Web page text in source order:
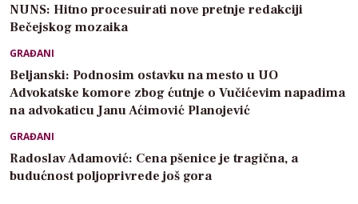
NUNS: Hitno procesuirati nove pretnje redakciji
Bečejskog mozaika
GRAĐANI
Beljanski: Podnosim ostavku na mesto u UO
Advokatske komore zbog ćutnje o Vučićevim napadima
na advokaticu Janu Aćimović Planojević
GRAĐANI
Radoslav Adamović: Cena pšenice je tragična, a
budućnost poljoprivrede još gora